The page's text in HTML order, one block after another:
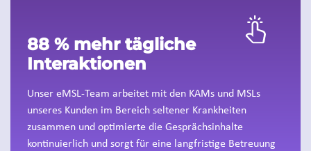
88 % mehr tägliche
Interaktionen
Unser eMSL-Team arbeitet mit den KAMs und MSLs
unseres Kunden im Bereich seltener Krankheiten
zusammen und optimierte die Gesprächsinhalte
kontinuierlich und sorgt für eine langfristige Betreuung